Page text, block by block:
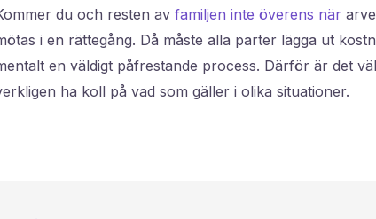
du och resten av familjen inte överens när
i en rättegång. Då måste alla parter lägga ut
en väldigt påfrestande process. Därför är det
ha koll på vad som gäller i olika situationer.